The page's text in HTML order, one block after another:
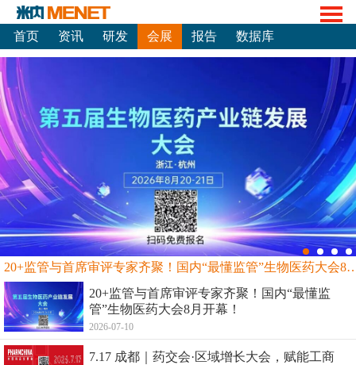
首页 资讯 研发 会展 报告 数据库
20+监管与首席审评专家齐聚！国内“最
20+监管与首席审评专家齐聚！国内“最懂监
管”生物医药大会8月开幕！
2026-07-10
7.17 成都｜药交会·区域增长大会，赋能工商